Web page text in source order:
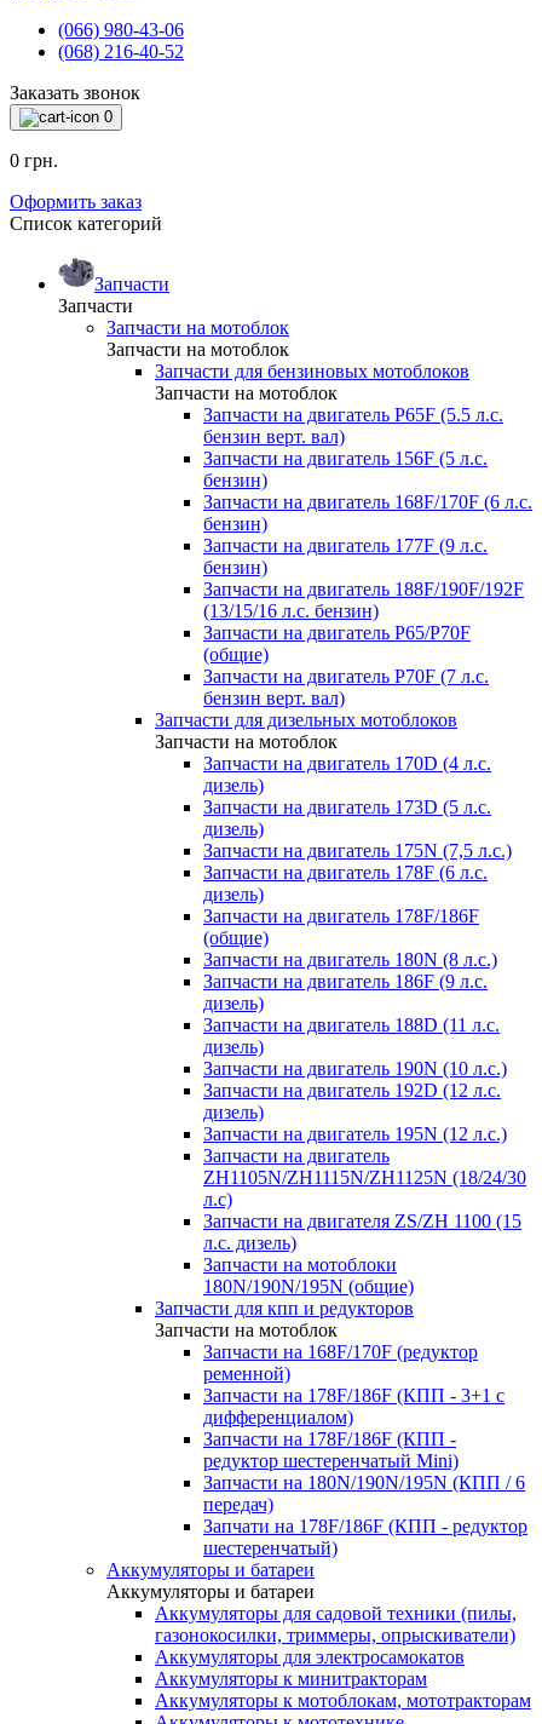
(066) 980-43-06
(068) 216-40-52
Заказать звонок
0
0 грн.
Оформить заказ
Список категорий
Запчасти
Запчасти
Запчасти на мотоблок
Запчасти на мотоблок
Запчасти для бензиновых мотоблоков
Запчасти на мотоблок
Запчасти на двигатель P65F (5.5 л.с.
бензин верт. вал)
Запчасти на двигатель 156F (5 л.с.
бензин)
Запчасти на двигатель 168F/170F (6 л.с.
бензин)
Запчасти на двигатель 177F (9 л.с.
бензин)
Запчасти на двигатель 188F/190F/192F
(13/15/16 л.с. бензин)
Запчасти на двигатель P65/P70F
(общие)
Запчасти на двигатель P70F (7 л.с.
бензин верт. вал)
Запчасти для дизельных мотоблоков
Запчасти на мотоблок
Запчасти на двигатель 170D (4 л.с.
дизель)
Запчасти на двигатель 173D (5 л.с.
дизель)
Запчасти на двигатель 175N (7,5 л.с.)
Запчасти на двигатель 178F (6 л.с.
дизель)
Запчасти на двигатель 178F/186F
(общие)
Запчасти на двигатель 180N (8 л.с.)
Запчасти на двигатель 186F (9 л.с.
дизель)
Запчасти на двигатель 188D (11 л.с.
дизель)
Запчасти на двигатель 190N (10 л.с.)
Запчасти на двигатель 192D (12 л.с.
дизель)
Запчасти на двигатель 195N (12 л.с.)
Запчасти на двигатель
ZH1105N/ZH1115N/ZH1125N (18/24/30
л.с)
Запчасти на двигателя ZS/ZH 1100 (15
л.с. дизель)
Запчасти на мотоблоки
180N/190N/195N (общие)
Запчасти для кпп и редукторов
Запчасти на мотоблок
Запчасти на 168F/170F (редуктор
ременной)
Запчасти на 178F/186F (КПП - 3+1 с
дифференциалом)
Запчасти на 178F/186F (КПП -
редуктор шестеренчатый Mini)
Запчасти на 180N/190N/195N (КПП / 6
передач)
Запчати на 178F/186F (КПП - редуктор
шестеренчатый)
Аккумуляторы и батареи
Аккумуляторы и батареи
Аккумуляторы для садовой техники (пилы,
газонокосилки, триммеры, опрыскиватели)
Аккумуляторы для электросамокатов
Аккумуляторы к минитракторам
Аккумуляторы к мотоблокам, мототракторам